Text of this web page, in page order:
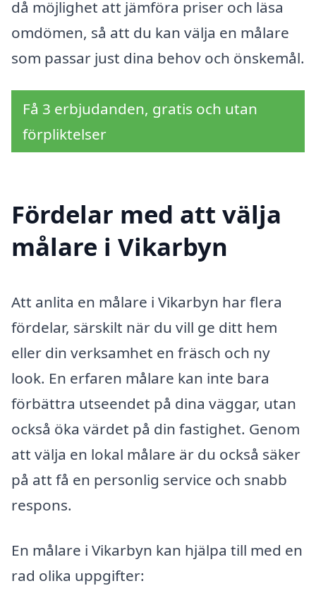
då möjlighet att jämföra priser och läsa
omdömen, så att du kan välja en målare
som passar just dina behov och önskemål.
Få 3 erbjudanden, gratis och utan
förpliktelser
Fördelar med att välja
målare i Vikarbyn
Att anlita en målare i Vikarbyn har flera
fördelar, särskilt när du vill ge ditt hem
eller din verksamhet en fräsch och ny
look. En erfaren målare kan inte bara
förbättra utseendet på dina väggar, utan
också öka värdet på din fastighet. Genom
att välja en lokal målare är du också säker
på att få en personlig service och snabb
respons.
En målare i Vikarbyn kan hjälpa till med en
rad olika uppgifter: